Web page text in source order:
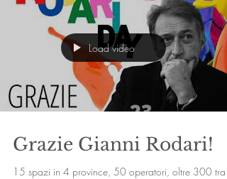
Load video
Grazie Gianni Rodari!
15 spazi in 4 province, 50 operatori, oltre 300 tra